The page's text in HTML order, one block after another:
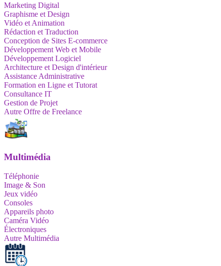
Marketing Digital
Graphisme et Design
Vidéo et Animation
Rédaction et Traduction
Conception de Sites E-commerce
Développement Web et Mobile
Développement Logiciel
Architecture et Design d'intérieur
Assistance Administrative
Formation en Ligne et Tutorat
Consultance IT
Gestion de Projet
Autre Offre de Freelance
Multimédia
Téléphonie
Image & Son
Jeux vidéo
Consoles
Appareils photo
Caméra Vidéo
Électroniques
Autre Multimédia